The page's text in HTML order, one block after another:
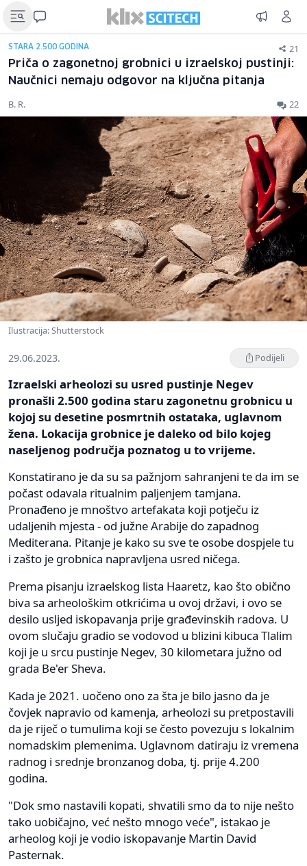
STARA 2.500 GODINA 21
Priča o zagonetnoj grobnici u izraelskoj pustinji:
Naučnici nemaju odgovor na ključna pitanja
B. R. 22
Ilustracija: Shutterstock
29.06.2023. Podijeli
Izraelski arheolozi su usred pustinje Negev
pronašli 2.500 godina staru zagonetnu grobnicu u
kojoj su desetine posmrtnih ostataka, uglavnom
žena. Lokacija grobnice je daleko od bilo kojeg
naseljenog područja poznatog u to vrijeme.
Konstatirano je da su sa pažnjom sahranjeni te da im se
počast odavala ritualnim paljenjem tamjana.
Pronađeno je mnoštvo artefakata koji potječu iz
udaljenih mjesta - od južne Arabije do zapadnog
Mediterana. Pitanje je kako su sve te osobe dospjele tu
i zašto je grobnica napravljena usred ničega.
Prema pisanju izraelskog lista Haaretz, kao što obično
biva sa arheološkim otkrićima u ovoj državi, i ovo se
desilo usljed iskopavanja prije građevinskih radova. U
ovom slučaju gradio se vodovod u blizini kibuca Tlalim
koji je u srcu pustinje Negev, 30 kilometara južno od
grada Be'er Sheva.
Kada je 2021. uočeno ono za šta je bilo jasno da je
čovjek napravio od kamenja, arheolozi su pretpostavili
da je riječ o tumulima koji se često povezuju s lokalnim
nomadskim plemenima. Uglavnom datiraju iz vremena
radnog i srednje bronzanog doba, tj. prije 4.200
godina.
"Dok smo nastavili kopati, shvatili smo da to nije nešto
tako uobičajno, već nešto mnogo veće", istakao je
arheolog koji je vodio iskopavanje Martin David
Pasternak.